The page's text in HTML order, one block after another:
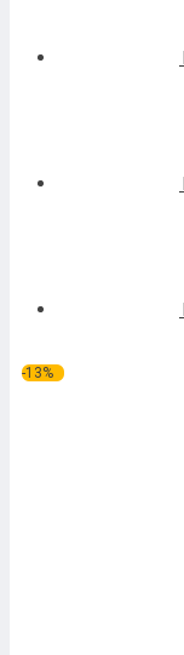
-13%